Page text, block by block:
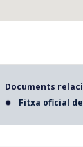
Documents
Fitxa oficial de